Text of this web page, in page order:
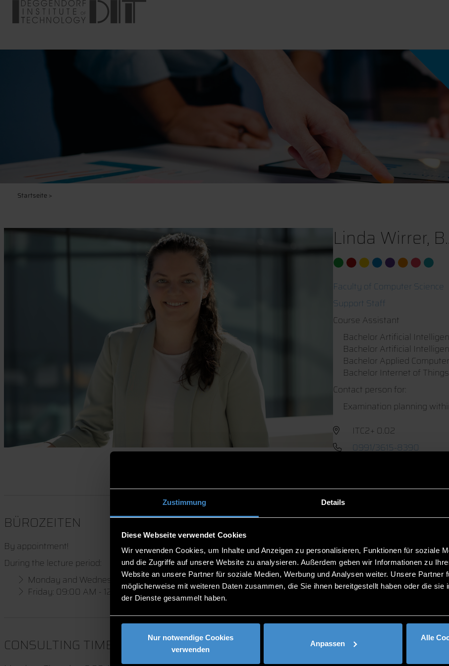
Zustimmung Details
Diese Webseite verwendet Cookies
Wir verwenden Cookies, um Inhalte und Anzeigen zu personalisieren, Funktionen für soziale
und die Zugriffe auf unsere Website zu analysieren. Außerdem geben wir Informationen zu
Website an unsere Partner für soziale Medien, Werbung und Analysen weiter. Unsere Partner
möglicherweise mit weiteren Daten zusammen, die Sie ihnen bereitgestellt haben oder die sie
der Dienste gesammelt haben.
Nur notwendige Cookies
verwenden
Anpassen
Alle
Startseite>
Linda Wirrer,
Faculty of Computer Science
Support Staff
Course Assistant
Bachelor Artificial
Bachelor Artificial
Bachelor Applied
Bachelor Internet of Things
Contact person for:
Examination planning
ITC2+ 0.02
0991/3615-8390
BÜROZEITEN
By appointment!
During the lecture period:
Monday and Wednesday: 9:00 AM - 12:00 PM and 1:00 PM - 3:00 PM
Friday: 09:00 AM - 12:00 PM
CONSULTING TIME